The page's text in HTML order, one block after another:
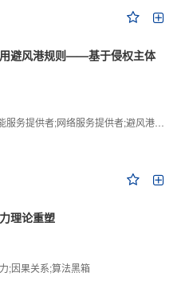
避风港规则——基于侵权主体
供者;网络服务提供者;避风港规则;版权责任
理论重塑
;因果关系;算法黑箱